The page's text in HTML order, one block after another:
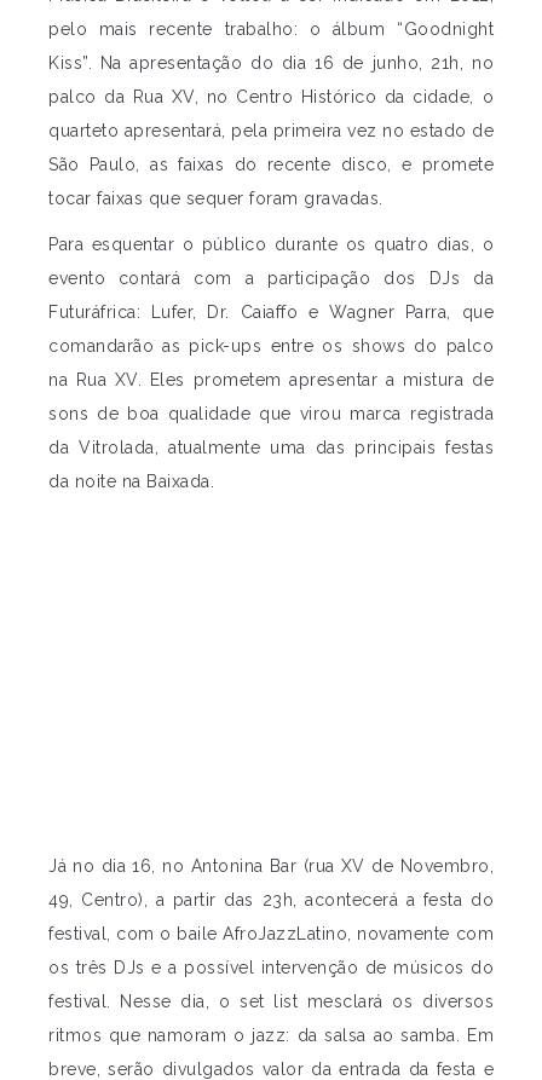
pelo mais recente trabalho: o álbum “Goodnight
Kiss”. Na apresentação do dia 16 de junho, 21h, no
palco da Rua XV, no Centro Histórico da cidade, o
quarteto apresentará, pela primeira vez no estado de
São Paulo, as faixas do recente disco, e promete
tocar faixas que sequer foram gravadas.
Para esquentar o público durante os quatro dias, o
evento contará com a participação dos DJs da
Futuráfrica: Lufer, Dr. Caiaffo e Wagner Parra, que
comandarão as pick-ups entre os shows do palco
na Rua XV. Eles prometem apresentar a mistura de
sons de boa qualidade que virou marca registrada
da Vitrolada, atualmente uma das principais festas
da noite na Baixada.
Já no dia 16, no Antonina Bar (rua XV de Novembro,
49, Centro), a partir das 23h, acontecerá a festa do
festival, com o baile AfroJazzLatino, novamente com
os três DJs e a possível intervenção de músicos do
festival. Nesse dia, o set list mesclará os diversos
ritmos que namoram o jazz: da salsa ao samba. Em
breve, serão divulgados valor da entrada da festa e